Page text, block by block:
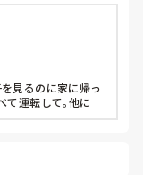
はまたシフトを考
すぎる…。
山いたけどそれは
見るのに家に帰っ
て運転して｡他に